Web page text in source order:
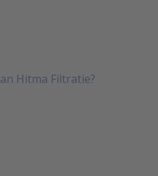
Hitma Filtratie?